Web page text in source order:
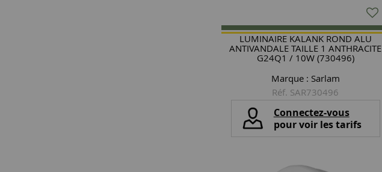
LUMINAIRE KALANK ROND ALU
ANTIVANDALE TAILLE 1 ANTHRACITE
G24Q1 / 10W (730496)
Marque : Sarlam
Réf. SAR730496
Connectez-vous
pour voir les tarifs